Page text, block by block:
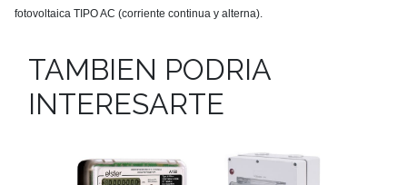
fotovoltaica TIPO AC (corriente continua y alterna).
TAMBIEN PODRIA
INTERESARTE